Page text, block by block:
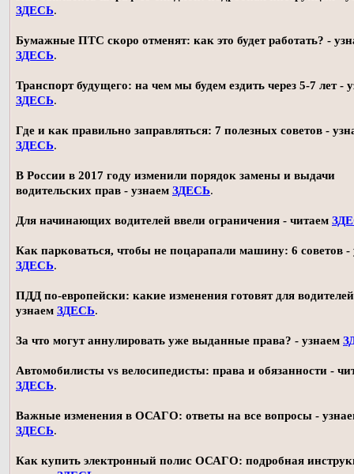
ЗДЕСЬ.
Бумажные ПТС скоро отменят: как это будет работать? -
ЗДЕСЬ.
Транспорт будущего: на чем мы будем ездить через 5-7 лет -
ЗДЕСЬ.
Где и как правильно заправляться: 7 полезных советов -
ЗДЕСЬ.
В России в 2017 году изменили порядок замены и выдачи
водительских прав - узнаем ЗДЕСЬ.
Для начинающих водителей ввели ограничения - читаем
Как парковаться, чтобы не поцарапали машину: 6 советов -
ЗДЕСЬ.
ПДД по-европейски: какие изменения готовят для
узнаем ЗДЕСЬ.
За что могут аннулировать уже выданные права? - узнаем
Автомобилисты vs велосипедисты: права и обязанности -
ЗДЕСЬ.
Важные изменения в ОСАГО: ответы на все вопросы -
ЗДЕСЬ.
Как купить электронный полис ОСАГО: подробная